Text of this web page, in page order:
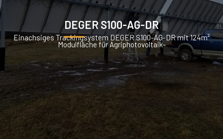
DEGER S100-AG-DR
Einachsiges Trackingsystem DEGER S100-AG-DR mit 124m²
Modulfläche für Agriphotovoltaik-